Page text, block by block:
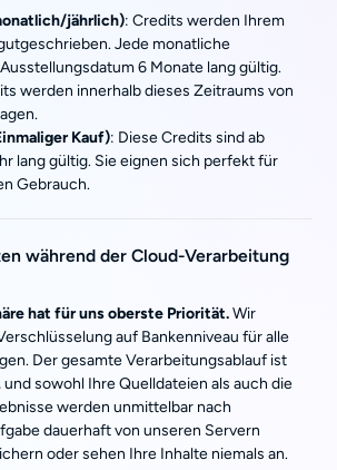
jährlich): Credits werden Ihrem
Jede monatliche
6 Monate lang gültig.
werden innerhalb dieses Zeitraums von
Kauf): Diese Credits sind ab
lang gültig. Sie eignen sich perfekt für
Gebrauch.
während der Cloud-Verarbeitung
hat für uns oberste Priorität.Wir
auf Bankenniveau für alle
Der gesamte Verarbeitungsablauf ist
sowohl Ihre Quelldateien als auch die
werden unmittelbar nach
dauerhaft von unseren Servern
oder sehen Ihre Inhalte niemals an.